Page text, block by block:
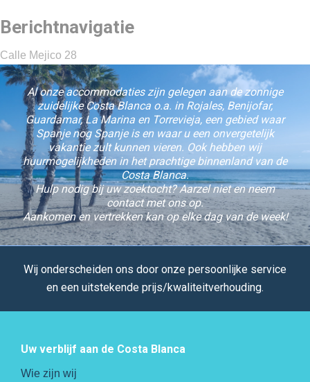
Berichtnavigatie
Calle Mejico 28
Al onze accommodaties zijn gelegen aan de zonnige
zuidelijke Costa Blanca o.a. in Rojales, Benijofar,
Guardamar, La Marina en Torrevieja, een gebied waar
Spanje nog Spanje is en waar u een onvergetelijk
vakantie zult kunnen vieren. Ook hebben wij
huurmogelijkheden in het prachtige binnenland van de
Costa Blanca.
Hulp nodig bij uw zoektocht? Aarzel niet en neem
contact met ons op.
Aankomen en vertrekken kan op elke dag van de week!
Wij onderscheiden ons door onze persoonlijke service
en een uitstekende prijs/kwaliteitverhouding.
Uw verblijf aan de Costa Blanca
Wie zijn wij